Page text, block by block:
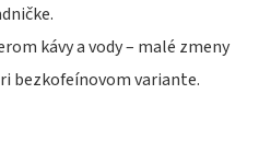
kávy a vody – malé zmeny
bezkofeínovom variante.